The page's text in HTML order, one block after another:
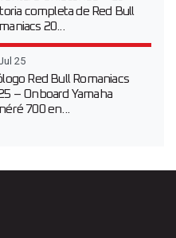
completa de Red Bull
20...
25
Red Bull Romaniacs
– Onboard Yamaha
700 en...